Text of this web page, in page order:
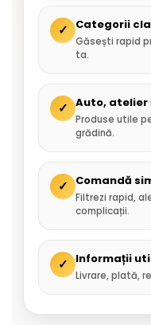
✓ Categorii
Găsești rapid
ta.
✓ Auto, atelier
Produse utile
grădină.
✓ Comandă
Filtrezi rapid,
complicații.
✓ Informații
Livrare, plată,